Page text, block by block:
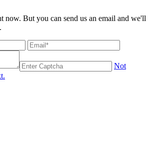
now. But you can send us an email and we'll
Not